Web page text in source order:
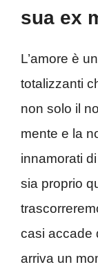
sua ex
L’amore è
totalizzanti
non solo il
mente e la
innamorati
sia proprio
casi accade
arriva un